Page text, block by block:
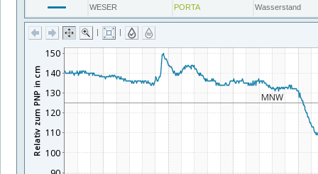
WESER PORTA Wasserstand
| |